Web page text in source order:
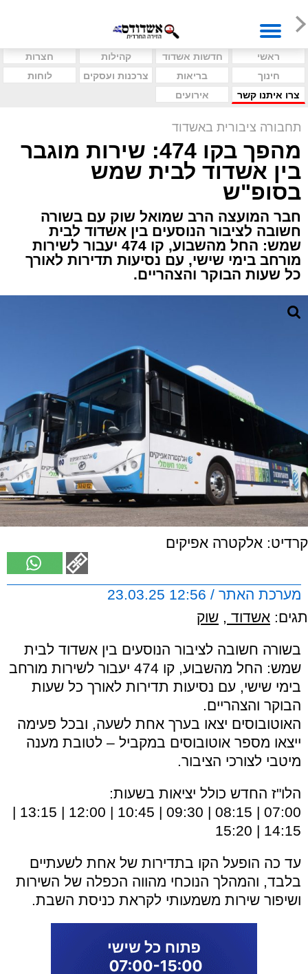
ראשי חדשות אשדוד קהילות
חצרות
חינוך
בריאות צרכנות ועסקים
לוחות
צרו איתנו קשר
אירועים
תחבורה ציבורית באשדוד
מהפך בקו 474: שירות מוגבר
בין אשדוד לבית שמש
בסופ"ש
חבר המועצה הרב שמואל שוק עם בשורה
חשובה לציבור הנוסעים בין אשדוד לבית
שמש: החל מהשבוע, קו 474 יעבור לשירות
מורחב בימי שישי, עם נסיעות תדירות לאורך
כל שעות הבוקר והצהריים.
קרדיט: אלקטרה אפיקים
מערכת האתר / 12:56 23.03.25
תגים: אשדוד , שוק
בשורה חשובה לציבור הנוסעים בין אשדוד לבית
שמש: החל מהשבוע, קו 474 יעבור לשירות מורחב
בימי שישי, עם נסיעות תדירות לאורך כל שעות
הבוקר והצהריים.
האוטובוסים יצאו בערך אחת לשעה, ובכל פעימה
ייצאו מספר אוטובוסים במקביל – לטובת מענה
מיטבי לצורכי הציבור.
הלו"ז החדש כולל יציאות בשעות:
07:00 | 08:15 | 09:30 | 10:45 | 12:00 | 13:15 |
14:15 | 15:20
עד כה הופעל הקו בתדירות של אחת לשעתיים
בלבד, והמהלך הנוכחי מהווה הכפלה של השירות
ושיפור שירות משמעותי לקראת כניסת השבת.